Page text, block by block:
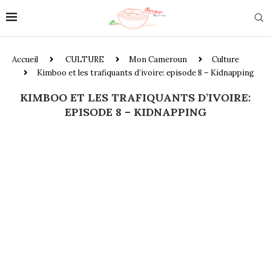
Accueil CULTURE Mon Cameroun
Culture
Kimboo et les trafiquants d’ivoire: episode 8 – Kidnapping
KIMBOO ET LES TRAFIQUANTS D’IVOIRE:
EPISODE 8 – KIDNAPPING